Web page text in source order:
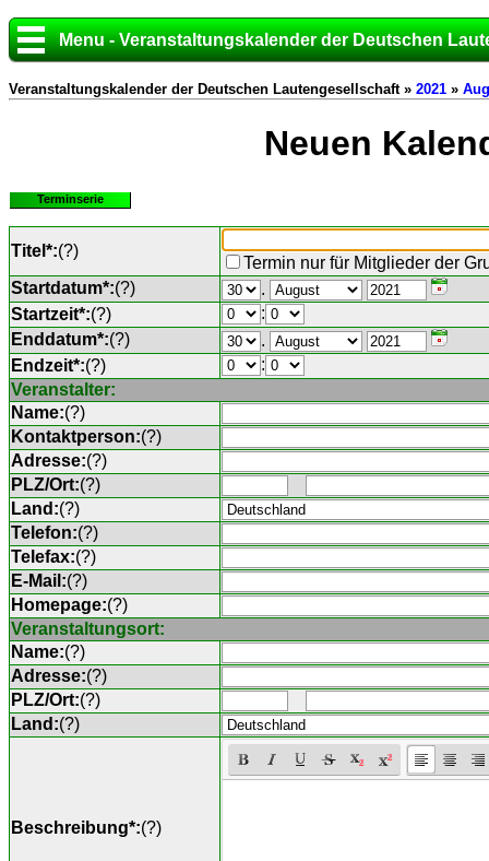
Menu - Veranstaltungskalender der Deutschen
Veranstaltungskalender der Deutschen Lautengesellschaft » 2021 »
Neuen
Terminserie
Titel*:(?)
Termin nur für Mitglieder der
Startdatum*:(?)
.
Startzeit*:(?)
:
Enddatum*:(?)
.
Endzeit*:(?)
:
Veranstalter:
Name:(?)
Kontaktperson:(?)
Adresse:(?)
PLZ/Ort:(?)
Land:(?)
Telefon:(?)
Telefax:(?)
E-Mail:(?)
Homepage:(?)
Veranstaltungsort:
Name:(?)
Adresse:(?)
PLZ/Ort:(?)
Land:(?)
Beschreibung*:(?)